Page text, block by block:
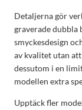
Detaljerna gör
graverade dubbla
smyckesdesign
av kvalitet utan
dessutom i en
modellen extra
Upptäck fler